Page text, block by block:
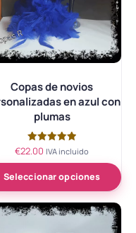
Copas de novios
en azul con
plumas
Valorado
de 5
€22.00 IVA incluido
Seleccionar opciones